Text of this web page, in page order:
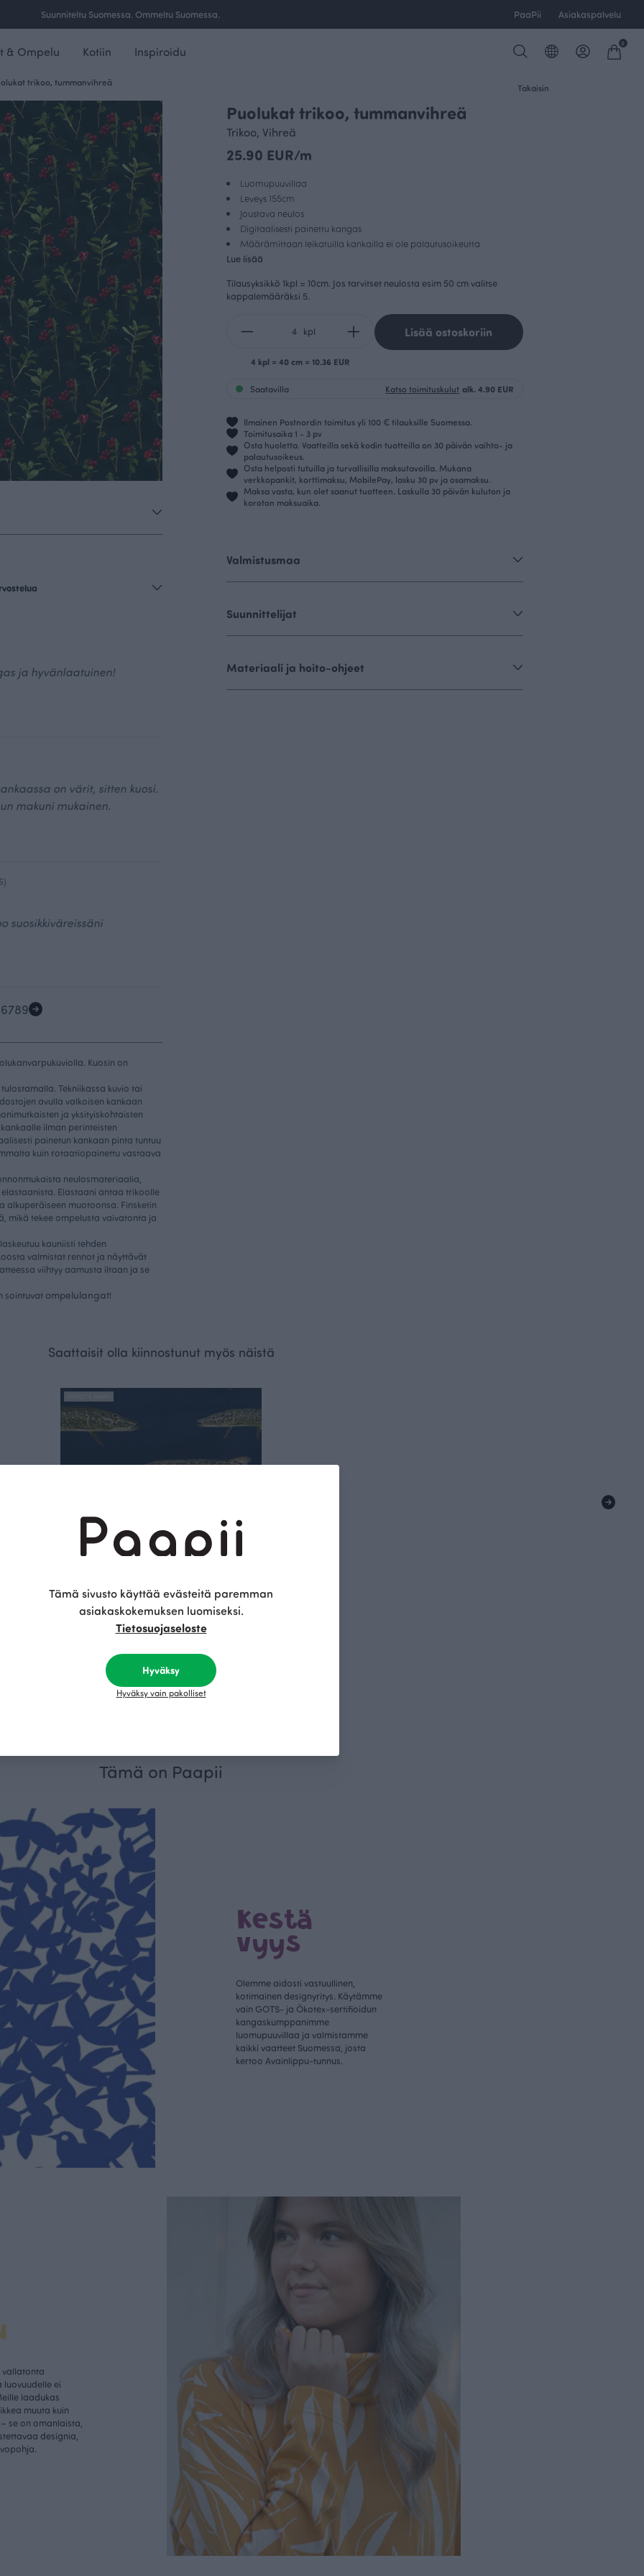
Ilmainen toimitus yli 100 € tilauksille Suomessa. PaaPii Asiakaspalvelu
& Ompelu Kotiin Inspiroidu
0
trikoo, tummanvihreä Takaisin
ja hyvänlaatuinen!
on värit, sitten kuosi.
makuni mukainen.
suosikkiväreissäni
6789
Kuosin on
Tekniikassa kuvio tai
avulla valkoisen kankaan
ja yksityiskohtaisten
ilman perinteisten
painetun kankaan pinta tuntuu
kuin rotaatiopainettu vastaava
neulosmateriaalia,
Elastaani antaa trikoolle
alkuperäiseen muotoonsa. Finsketin
mikä tekee ompelusta vaivatonta ja
kauniisti tehden
valmistat rennot ja näyttävät
viihtyy aamusta iltaan ja se
sointuvat ompelulangat!
Puolukat trikoo, tummanvihreä
Trikoo, Vihreä
25.90 EUR/m
Luomupuuvillaa
Leveys 155cm
Joustava neulos
Digitaalisesti painettu kangas
Määrämittaan leikatuilla kankailla ei ole palautusoikeutta
Lue lisää
Tilausyksikkö 1kpl = 10cm. Jos tarvitset neulosta esim 50 cm valitse
kappalemääräksi 5.
kpl Lisää ostoskoriin
4 kpl = 40 cm = 10.36 EUR
Saatavilla Katso toimituskulut alk. 4.90 EUR
Ilmainen Postnordin toimitus yli 100 € tilauksille Suomessa.
Toimitusaika 1 - 3 pv
Osta huoletta. Vaatteilla sekä kodin tuotteilla on 30 päivän vaihto- ja
palautusoikeus.
Osta helposti tutuilla ja turvallisilla maksutavoilla. Mukana
verkkopankit, korttimaksu, MobilePay, lasku 30 pv ja osamaksu.
Maksa vasta, kun olet saanut tuotteen. Laskulla 30 päivän kuluton ja
koroton maksuaika.
Valmistusmaa
Suunnittelijat
Materiaali ja hoito-ohjeet
Saattaisit olla kiinnostunut myös näistä
Hauet joustocollege, myrsky
27.90 EUR/m
Tämä on Paapii
Kestä
vyys
Olemme aidosti vastuullinen,
kotimainen designyritys. Käytämme
vain GOTS- ja Ökotex-sertifioidun
kangaskumppanimme
luomupuuvillaa ja valmistamme
kaikki vaatteet Suomessa, josta
kertoo Avainlippu-tunnus.
vallatonta
luovuudelle ei
laadukas
muuta kuin
se on omanlaista,
designia,
Tämä sivusto käyttää evästeitä paremman
asiakaskokemuksen luomiseksi.
Tietosuojaseloste
Hyväksy
Hyväksy vain pakolliset